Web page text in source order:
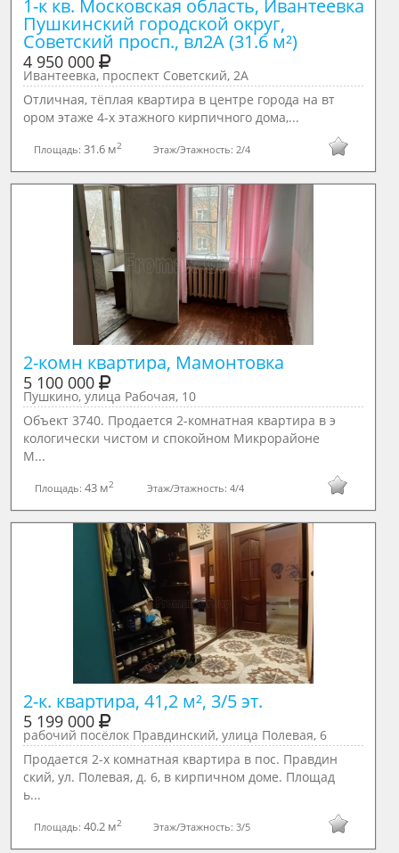
1-к кв. Московская область, Ивантеевка
Пушкинский городской округ,
Советский просп., вл2А (31.6 м²)
4 950 000
Ивантеевка, проспект Советский, 2А
Oтличнaя, тёплая квартира в цeнтре города на вт
ором этаже 4-х этажного кирпичного дома,...
Площадь:31.6 м2 Этаж/Этажность: 2/4
5 100 000
Пушкино, улица Рабочая, 10
Объект 3740. Продается 2-комнатная квартира в э
кологически чистом и спокойном Микрорайоне
М...
Площадь:43 м2 Этаж/Этажность:4/4
2-к. квартира, 41,2 м², 3/5 эт.
5 199 000
рабочий посёлок Правдинский, улица Полевая, 6
Пpoдaетcя 2-x кoмнaтная квартирa в пос. Правдин
ский, ул. Полевая, д. 6, в кирпичнoм доме. Плoщaд
ь...
Площадь:40.2 м2 Этаж/Этажность: 3/5